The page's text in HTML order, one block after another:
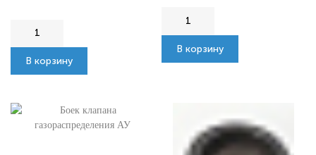
В корзину
В корзину